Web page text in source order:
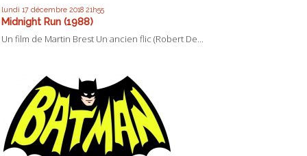
lundi 17 décembre 2018 21h55
Midnight Run (1988)
Un film de Martin Brest Un ancien flic (Robert De...